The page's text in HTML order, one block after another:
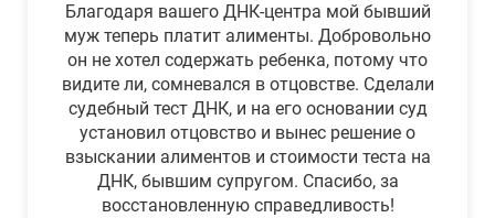
Благодаря вашего ДНК-центра мой бывший
муж теперь платит алименты. Добровольно
он не хотел содержать ребенка, потому что
видите ли, сомневался в отцовстве. Сделали
судебный тест ДНК, и на его основании суд
установил отцовство и вынес решение о
взыскании алиментов и стоимости теста на
ДНК, бывшим супругом. Спасибо, за
восстановленную справедливость!